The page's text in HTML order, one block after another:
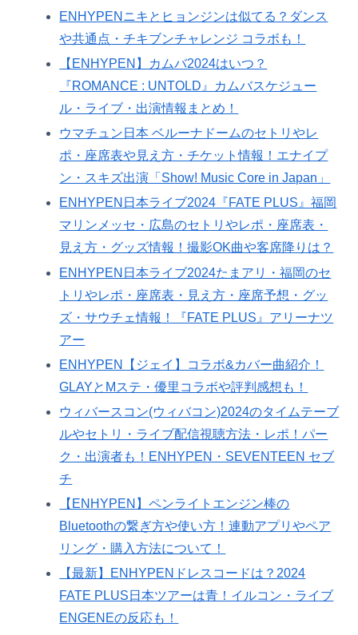
ENHYPENニキとヒョンジンは似てる？ダンス
や共通点・チキブンチャレンジ コラボも！
【ENHYPEN】カムバ2024はいつ？
『ROMANCE : UNTOLD』カムバスケジュー
ル・ライブ・出演情報まとめ！
ウマチュン日本 ベルーナドームのセトリやレ
ポ・座席表や見え方・チケット情報！エナイプ
ン・スキズ出演「Show! Music Core in Japan」
ENHYPEN日本ライブ2024『FATE PLUS』福岡
マリンメッセ・広島のセトリやレポ・座席表・
見え方・グッズ情報！撮影OK曲や客席降りは？
ENHYPEN日本ライブ2024たまアリ・福岡のセ
トリやレポ・座席表・見え方・座席予想・グッ
ズ・サウチェ情報！『FATE PLUS』アリーナツ
アー
ENHYPEN【ジェイ】コラボ&カバー曲紹介！
GLAYとMステ・優里コラボや評判感想も！
ウィバースコン(ウィバコン)2024のタイムテーブ
ルやセトリ・ライブ配信視聴方法・レポ！パー
ク・出演者も！ENHYPEN・SEVENTEEN セブ
チ
【ENHYPEN】ペンライトエンジン棒の
Bluetoothの繋ぎ方や使い方！連動アプリやペア
リング・購入方法について！
【最新】ENHYPENドレスコードは？2024
FATE PLUS日本ツアーは青！イルコン・ライブ
ENGENEの反応も！